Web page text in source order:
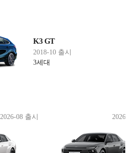
K3 GT
2018-10 출시
3세대
2026-08 출시 2026-